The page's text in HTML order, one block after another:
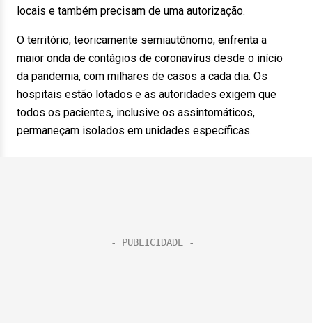
locais e também precisam de uma autorização.
O território, teoricamente semiautônomo, enfrenta a
maior onda de contágios de coronavírus desde o início
da pandemia, com milhares de casos a cada dia. Os
hospitais estão lotados e as autoridades exigem que
todos os pacientes, inclusive os assintomáticos,
permaneçam isolados em unidades específicas.